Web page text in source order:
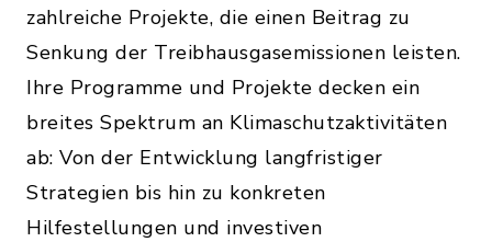
zahlreiche Projekte, die einen Beitrag zu
Senkung der Treibhausgasemissionen leisten.
Ihre Programme und Projekte decken ein
breites Spektrum an Klimaschutzaktivitäten
ab: Von der Entwicklung langfristiger
Strategien bis hin zu konkreten
Hilfestellungen und investiven